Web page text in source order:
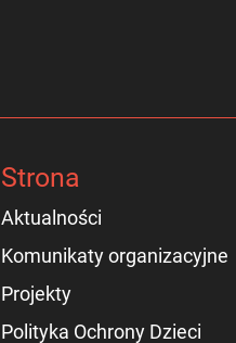
Strona
Aktualności
Komunikaty organizacyjne
Projekty
Polityka Ochrony Dzieci